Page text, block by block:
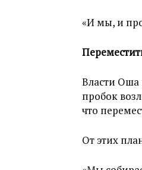
«И мы, и
Власти Оша
пробок
что
От этих